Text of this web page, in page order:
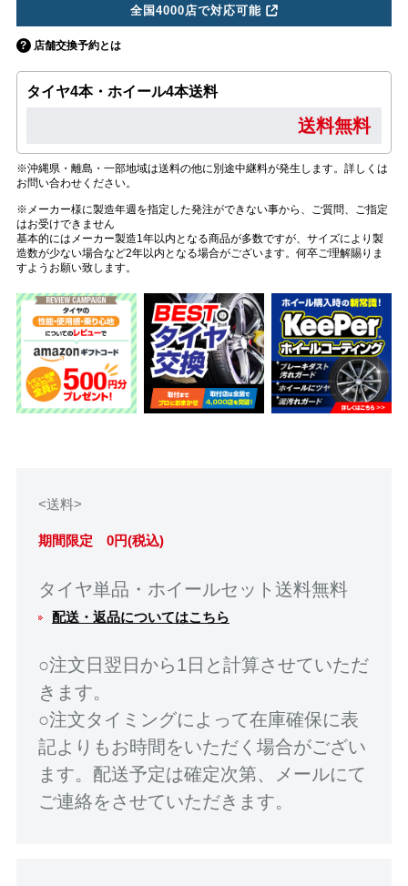
全国4000店で対応可能
店舗交換予約とは
タイヤ4本・ホイール4本送料
送料無料
※沖縄県・離島・一部地域は送料の他に別途中継料が発生します。詳しくは
お問い合わせください。
※メーカー様に製造年週を指定した発注ができない事から、ご質問、ご指定
はお受けできません
基本的にはメーカー製造1年以内となる商品が多数ですが、サイズにより製
造数が少ない場合など2年以内となる場合がございます。何卒ご理解賜りま
すようお願い致します。
<送料>
期間限定 0円(税込)
タイヤ単品・ホイールセット送料無料
配送・返品についてはこちら
○注文日翌日から1日と計算させていただ
きます。
○注文タイミングによって在庫確保に表
記よりもお時間をいただく場合がござい
ます。配送予定は確定次第、メールにて
ご連絡をさせていただきます。